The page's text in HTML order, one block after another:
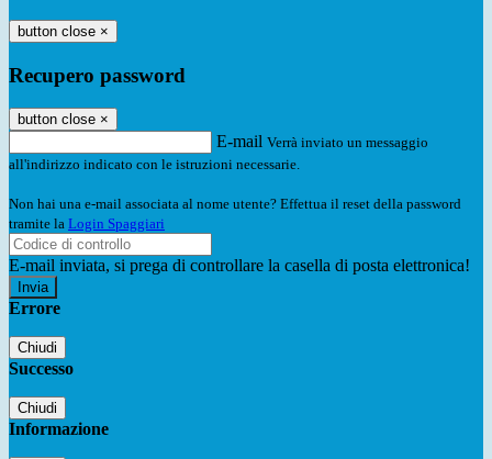
button close ×
Recupero password
button close ×
E-mail Verrà inviato un messaggio
all'indirizzo indicato con le istruzioni necessarie.
Non hai una e-mail associata al nome utente? Effettua il reset della password
tramite la Login Spaggiari
E-mail inviata, si prega di controllare la casella di posta elettronica!
Errore
Chiudi
Successo
Chiudi
Informazione